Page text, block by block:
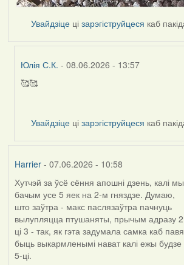
Увайдзіце цізарэгіструйцеся каб
Юлія С.К. - 08.06.2026 - 13:57
In
🥰🥰
Увайдзіце цізарэгіструйцеся каб
Harrier- 07.06.2026 - 10:58
Хутчэй за ўсё сёння апошні дзень, калі мы
бачым усе 5 яек на 2-м гняздзе. Думаю,
што заўтра - макс паслязаўтра пачнуць
вылупляцца птушаняты, прычым адразу 2
ці 3 - так, як гэта задумала самка каб
быць выкармленымі нават калі ежы будзе
5-ці.